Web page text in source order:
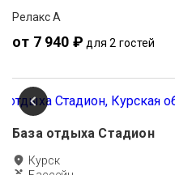
Релакс А
от 7 940 ₽ для 2 гостей
База отдыха Стадион
Курск